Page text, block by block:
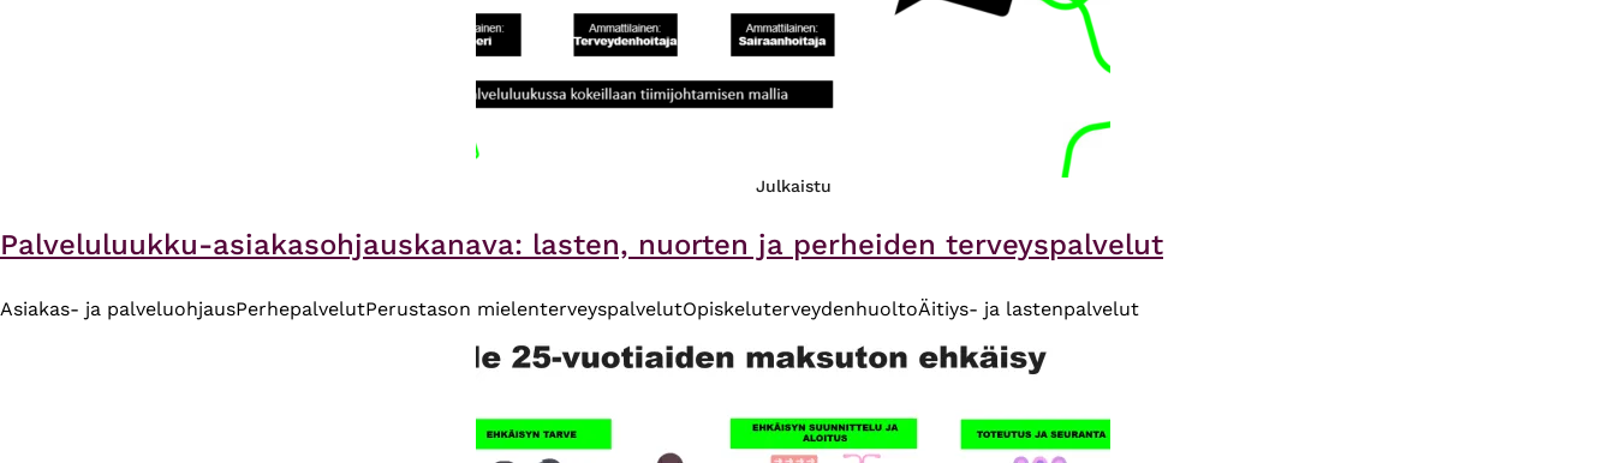
Julkaistu
Palveluluukku-asiakasohjauskanava: lasten, nuorten ja perheiden terveyspalvelut
Asiakas- ja palveluohjausPerhepalvelutPerustason mielenterveyspalvelutOpiskeluterveydenhuoltoÄitiys- ja lastenpalvelut